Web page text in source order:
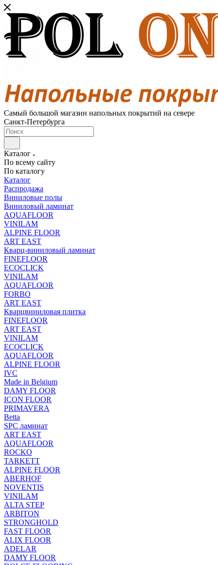
Самый большой магазин напольных покрытий на севере
Санкт-Петербурга
Каталог
По всему сайту
По каталогу
Каталог
Распродажа
Виниловые полы
Виниловый ламинат
AQUAFLOOR
VINILAM
ALPINE FLOOR
ART EAST
Кварц-виниловый ламинат
FINEFLOOR
ECOCLICK
VINILAM
AQUAFLOOR
FORBO
ART EAST
Кварцвиниловая плитка
FINEFLOOR
ART EAST
VINILAM
ECOCLICK
AQUAFLOOR
ALPINE FLOOR
IVC
Made in Belgium
DAMY FLOOR
ICON FLOOR
PRIMAVERA
Betta
SPC ламинат
ART EAST
AQUAFLOOR
ROCKO
TARKETT
ALPINE FLOOR
ABERHOF
NOVENTIS
VINILAM
ALTA STEP
ARBITON
STRONGHOLD
FAST FLOOR
ALIX FLOOR
ADELAR
DAMY FLOOR